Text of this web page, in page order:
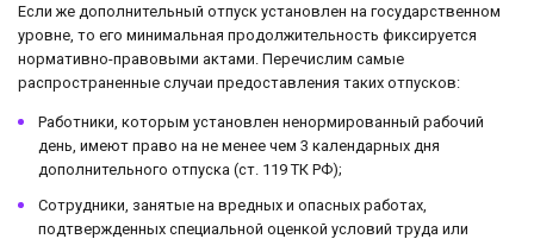
Если же дополнительный отпуск установлен на государственном
уровне, то его минимальная продолжительность фиксируется
нормативно-правовыми актами. Перечислим самые
распространенные случаи предоставления таких отпусков:
Работники, которым установлен ненормированный рабочий
день, имеют право на не менее чем 3 календарных дня
дополнительного отпуска (ст. 119 ТК РФ);
Сотрудники, занятые на вредных и опасных работах,
подтвержденных специальной оценкой условий труда или